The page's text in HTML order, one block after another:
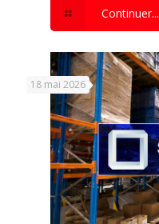
Continuer...
18 mai 2026